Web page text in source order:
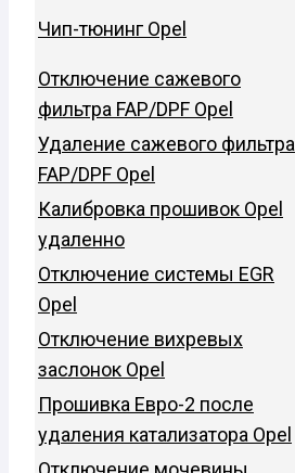
Чип-тюнинг Opel
Отключение сажевого
фильтра FAP/DPF Opel
Удаление сажевого фильтра
FAP/DPF Opel
Калибровка прошивок Opel
удаленно
Отключение системы EGR
Opel
Отключение вихревых
заслонок Opel
Прошивка Евро-2 после
удаления катализатора Opel